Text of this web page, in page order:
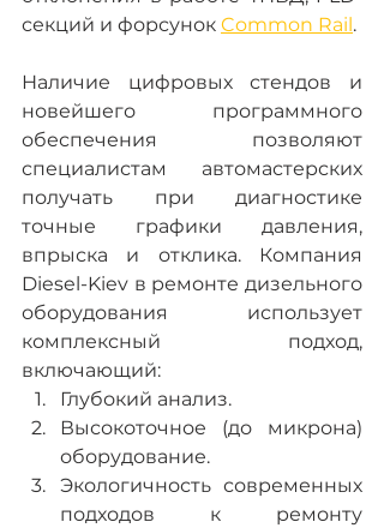
секций и форсунок Common Rail .
Наличие цифровых стендов и
новейшего программного
обеспечения позволяют
специалистам автомастерских
получать при диагностике
точные графики давления,
впрыска и отклика. Компания
Diesel-Kiev в ремонте дизельного
оборудования использует
комплексный подход,
включающий:
Глубокий анализ.
Высокоточное (до микрона)
оборудование.
Экологичность современных
подходов к ремонту